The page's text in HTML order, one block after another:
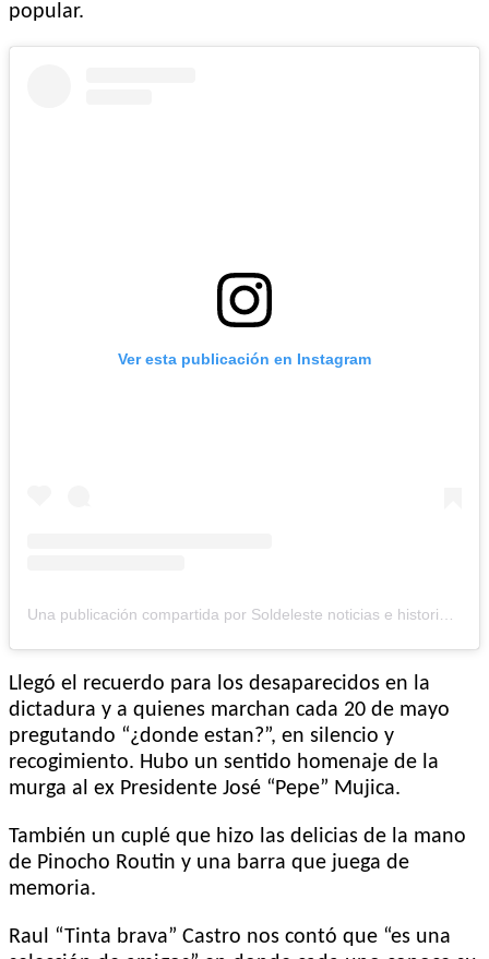
popular.
Ver esta publicación en Instagram
Una publicación compartida por Soldeleste noticias e historias (@soldeleste_noticias)
Llegó el recuerdo para los desaparecidos en la
dictadura y a quienes marchan cada 20 de mayo
pregutando “¿donde estan?”, en silencio y
recogimiento. Hubo un sentido homenaje de la
murga al ex Presidente José “Pepe” Mujica.
También un cuplé que hizo las delicias de la mano
de Pinocho Routin y una barra que juega de
memoria.
Raul “Tinta brava” Castro nos contó que “es una